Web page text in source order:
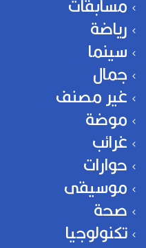
رياضة
سينما
جمال
غير مصنف
موضة
غرائب
حوارات
موسيقى
صحة
تكنولوجيا